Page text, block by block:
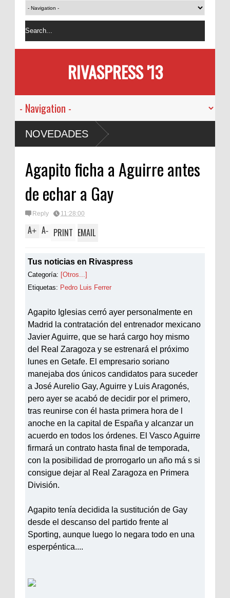
RIVASPRESS '13
NOVEDADES
Agapito ficha a Aguirre antes
de echar a Gay
Reply 11:28:00
A+ A- PRINT EMAIL
Tus noticias en Rivaspress
Categoría: [Otros...]
Etiquetas: Pedro Luis Ferrer
Agapito Iglesias cerró ayer personalmente en
Madrid la contratación del entrenador mexicano
Javier Aguirre, que se hará cargo hoy mismo
del Real Zaragoza y se estrenará el próximo
lunes en Getafe. El empresario soriano
manejaba dos únicos candidatos para suceder
a José Aurelio Gay, Aguirre y Luis Aragonés,
pero ayer se acabó de decidir por el primero,
tras reunirse con él hasta primera hora de l
anoche en la capital de España y alcanzar un
acuerdo en todos los órdenes. El Vasco Aguirre
firmará un contrato hasta final de temporada,
con la posibilidad de prorrogarlo un año má s si
consigue dejar al Real Zaragoza en Primera
División.
Agapito tenía decidida la sustitución de Gay
desde el descanso del partido frente al
Sporting, aunque luego lo negara todo en una
esperpéntica....